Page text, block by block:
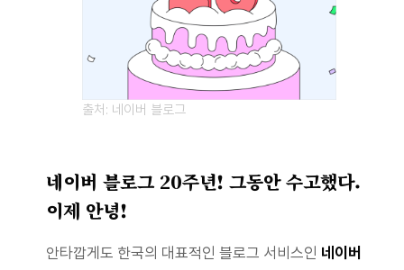
출처: 네이버 블로그
네이버 블로그 20주년! 그동안 수고했다.
이제 안녕!
안타깝게도 한국의 대표적인 블로그 서비스인 네이버